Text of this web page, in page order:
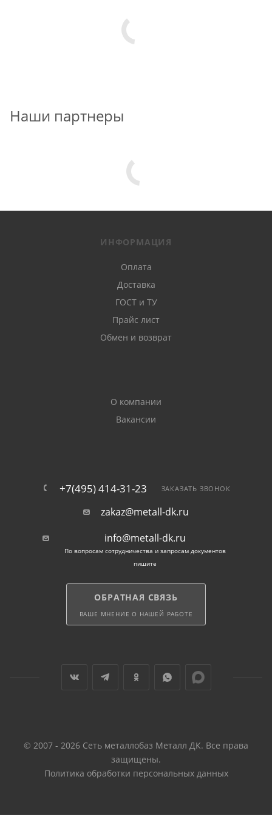
Наши партнеры
ИНФОРМАЦИЯ
Оплата
Доставка
ГОСТ и ТУ
Прайс лист
Обмен и возврат
О компании
Вакансии
+7(495) 414-31-23 ЗАКАЗАТЬ ЗВОНОК
zakaz@metall-dk.ru
info@metall-dk.ru
По вопросам сотрудничества и запросам документов
пишите
ОБРАТНАЯ СВЯЗЬ
ВАШЕ МНЕНИЕ О НАШЕЙ РАБОТЕ
© 2007 - 2026 Сеть металлобаз Металл ДК. Все права
защищены.
Политика обработки персональных данных